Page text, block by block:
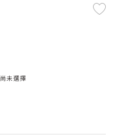
尚未選擇